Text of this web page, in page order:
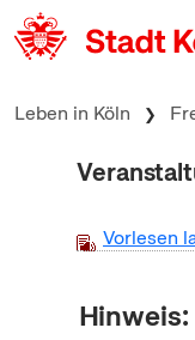
zum Inhalt springen
Leben in Köln
Vorlesen
Hinweis: